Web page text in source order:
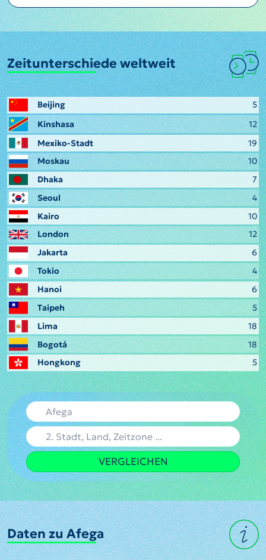
Zeitunterschiede weltweit
Beijing
5
Kinshasa
12
Mexiko-Stadt
19
Moskau
10
Dhaka
7
Seoul
4
Kairo
10
London
12
Jakarta
6
Tokio
4
Hanoi
6
Taipeh
5
Lima
18
Bogotá
18
Hongkong
5
VERGLEICHEN
Daten zu Afega